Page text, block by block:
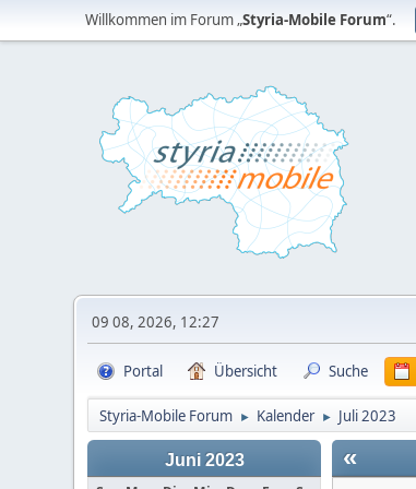
Willkommen im Forum „Styria-Mobile Forum“.
09 08, 2026, 12:27
Portal Übersicht Suche
Styria-Mobile Forum ► Kalender ► Juli 2023
Juni 2023 «